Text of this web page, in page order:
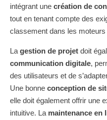
intégrant une création de
tout en tenant compte des
classement dans les
La gestion de projet doit
communication digitale,
des utilisateurs et de
Une bonne conception de
elle doit également offrir une
intuitive. La maintenance en